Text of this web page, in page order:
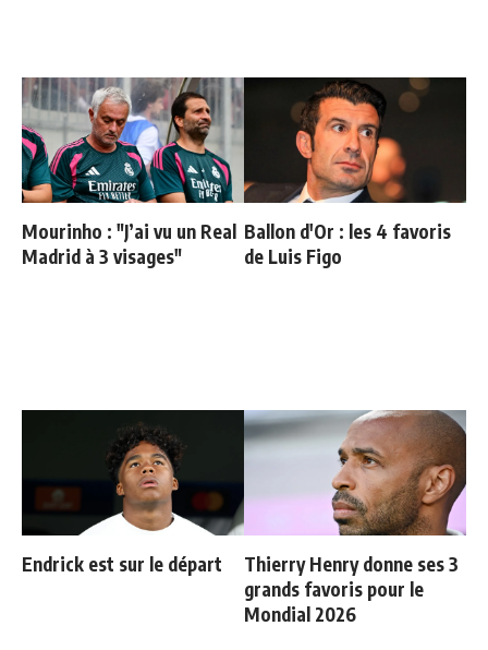
Mourinho : "J’ai vu un Real
Madrid à 3 visages"
Ballon d'Or : les 4 favoris
de Luis Figo
Endrick est sur le départ
Thierry Henry donne ses 3
grands favoris pour le
Mondial 2026